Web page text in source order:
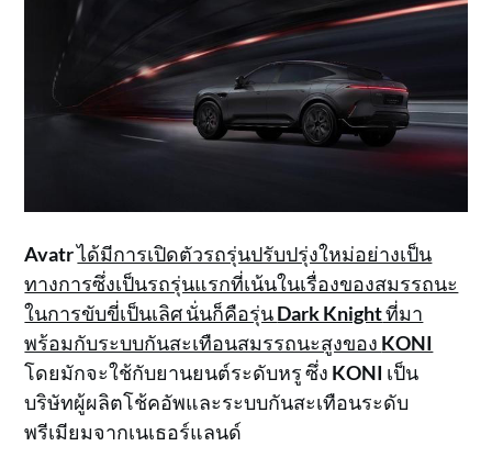
Avatrได้มีการเปิดตัวรถรุ่นปรับปรุ่งใหม่อย่างเป็น
ทางการซึ่งเป็นรถรุ่นแรกที่เน้นในเรื่องของสมรรถนะ
ในการขับขี่เป็นเลิศ นั่นก็คือรุ่นDark Knightที่มา
พร้อมกับระบบกันสะเทือนสมรรถนะสูงของ KONI
โดยมักจะใช้กับยานยนต์ระดับหรู ซึ่ง KONI เป็น
บริษัทผู้ผลิตโช้คอัพและระบบกันสะเทือนระดับ
พรีเมียมจากเนเธอร์แลนด์